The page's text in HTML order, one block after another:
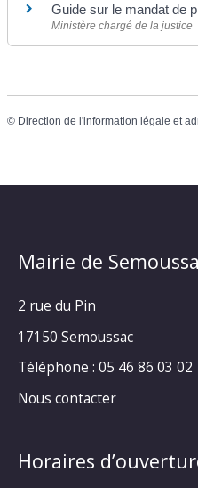
Guide sur le mandat de
Ministère chargé de la justice
© Direction de l'information légale et
Mairie de
2 rue du Pin
17150 Semoussac
Téléphone : 05 46 86 03 02
Nous contacter
Horaires